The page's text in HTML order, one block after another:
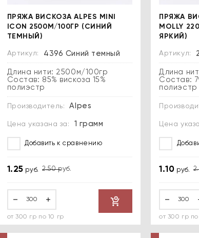
ПРЯЖА ВИСКОЗА ALPES MINI
ICON 2500М/100ГР (СИНИЙ
ТЕМНЫЙ)
Артикул: 4396 Синий темный
Длина нити: 2500м/100гр
Состав: 85% вискоза 15%
полиэстр
Производитель: Alpes
Цена указана за: 1 грамм
Добавить к сравнению
1.25 руб. 2.50руб.
от 300 гр по 10 гр
ПРЯЖА
MOLLY
ЯРКИЙ)
Артикул:
Длина
Состав:
полиэстр
Цена
1.10 руб.
от 300 гр по
Купить